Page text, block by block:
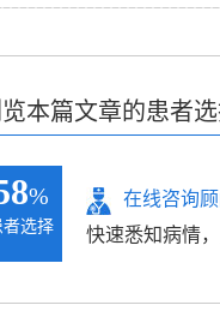
本篇文章的患者
%
者选择
在线咨询顾
快速悉知病情